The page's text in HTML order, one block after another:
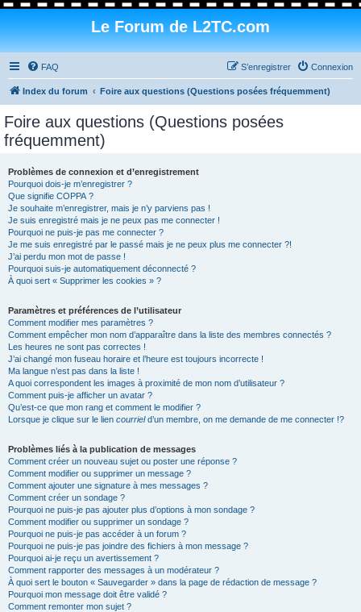
Le Forum de L2TC.com
FAQ Connexion
S’enregistrer
Index du forum Foire aux questions (Questions posées fréquemment)
Foire aux questions (Questions posées
fréquemment)
Problèmes de connexion et d’enregistrement
Pourquoi dois-je m’enregistrer ?
Que signifie COPPA ?
Je souhaite m’enregistrer, mais je n’y parviens pas !
Je suis enregistré mais je ne peux pas me connecter !
Pourquoi ne puis-je pas me connecter ?
Je me suis enregistré par le passé mais je ne peux plus me connecter ?!
J’ai perdu mon mot de passe !
Pourquoi suis-je automatiquement déconnecté ?
À quoi sert « Supprimer les cookies » ?
Paramètres et préférences de l’utilisateur
Comment modifier mes paramètres ?
Comment empêcher mon nom d’apparaître dans la liste des membres connectés ?
Les heures ne sont pas correctes !
J’ai changé mon fuseau horaire et l’heure est toujours incorrecte !
Ma langue n’est pas dans la liste !
A quoi correspondent les images à proximité de mon nom d’utilisateur ?
Comment puis-je afficher un avatar ?
Qu’est-ce que mon rang et comment le modifier ?
Lorsque je clique sur le lien courrield’un membre, on me demande de me connecter !?
Problèmes liés à la publication de messages
Comment créer un nouveau sujet ou poster une réponse ?
Comment modifier ou supprimer un message ?
Comment ajouter une signature à mes messages ?
Comment créer un sondage ?
Pourquoi ne puis-je pas ajouter plus d’options à mon sondage ?
Comment modifier ou supprimer un sondage ?
Pourquoi ne puis-je pas accéder à un forum ?
Pourquoi ne puis-je pas joindre des fichiers à mon message ?
Pourquoi ai-je reçu un avertissement ?
Comment rapporter des messages à un modérateur ?
À quoi sert le bouton « Sauvegarder » dans la page de rédaction de message ?
Pourquoi mon message doit être validé ?
Comment remonter mon sujet ?